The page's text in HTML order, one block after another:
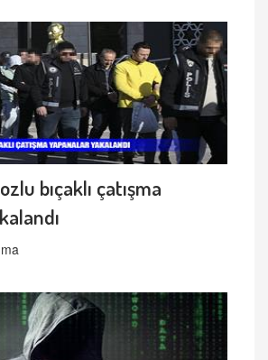
bıçaklı çatışma